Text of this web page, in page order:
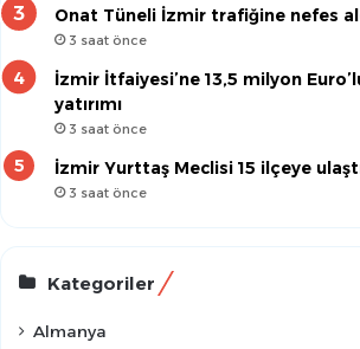
Onat Tüneli İzmir trafiğine nefes
3 saat önce
İzmir İtfaiyesi’ne 13,5 milyon
yatırımı
3 saat önce
İzmir Yurttaş Meclisi 15 ilçeye
3 saat önce
Kategoriler
Almanya